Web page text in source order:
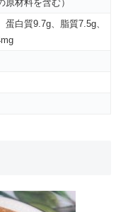
材料を含む）
、蛋白質9.7g、脂質7.5g、